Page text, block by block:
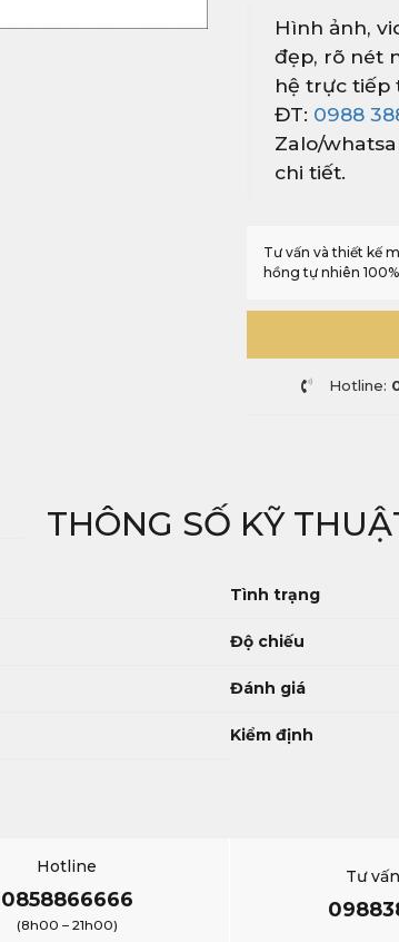
Hình ảnh,
đẹp, rõ nét
hệ trực tiếp
ĐT: 0988
Zalo/
chi tiết.
Tư vấn và thiết kế
hồng tự nhiên
Hotline:
THÔNG SỐ KỸ
Tình trạng
Độ chiếu
Đánh giá
Kiểm định
Hotline
0858866666
(8h00 – 21h00)
Tư